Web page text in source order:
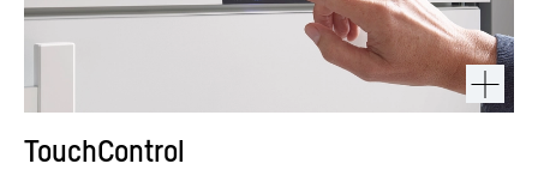
TouchControl